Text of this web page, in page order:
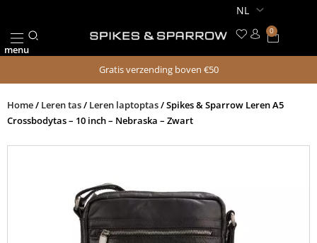
de
inhoud
menu
0
Gratis verzending boven €50
Home/ Leren tas/ Leren laptoptas/ Spikes & Sparrow Leren A5
Crossbodytas – 10 inch – Nebraska – Zwart